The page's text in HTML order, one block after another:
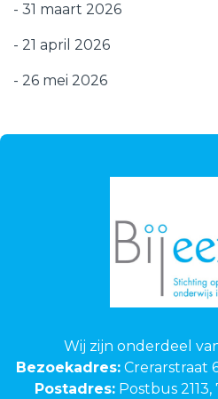
- 31 maart 2026
- 21 april 2026
- 26 mei 2026
Wij zijn onderdeel
Bezoekadres: Crerarstraat
Postadres: Postbus